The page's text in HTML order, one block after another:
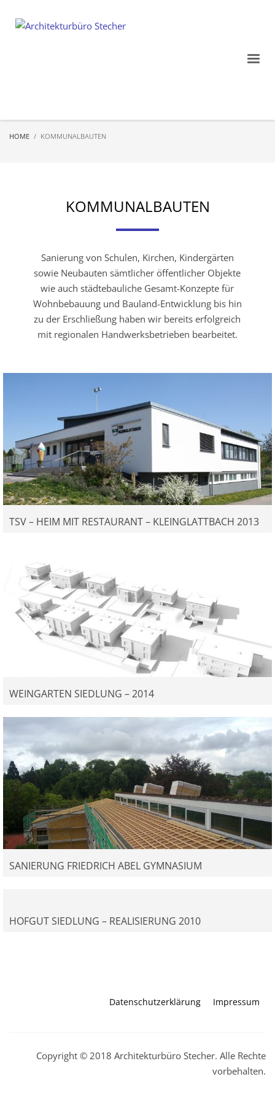
HOME KOMMUNALBAUTEN
KOMMUNALBAUTEN
Sanierung von Schulen, Kirchen, Kindergärten
sowie Neubauten sämtlicher öffentlicher Objekte
wie auch städtebauliche Gesamt-Konzepte für
Wohnbebauung und Bauland-Entwicklung bis hin
zu der Erschließung haben wir bereits erfolgreich
mit regionalen Handwerksbetrieben bearbeitet.
TSV – HEIM MIT RESTAURANT – KLEINGLATTBACH 2013
WEINGARTEN SIEDLUNG – 2014
SANIERUNG FRIEDRICH ABEL GYMNASIUM
HOFGUT SIEDLUNG – REALISIERUNG 2010
Impressum
Datenschutzerklärung
Copyright © 2018 Architekturbüro Stecher. Alle Rechte
vorbehalten.